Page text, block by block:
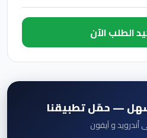
— حمّل تطبيقنا
أندرويد و آيفون